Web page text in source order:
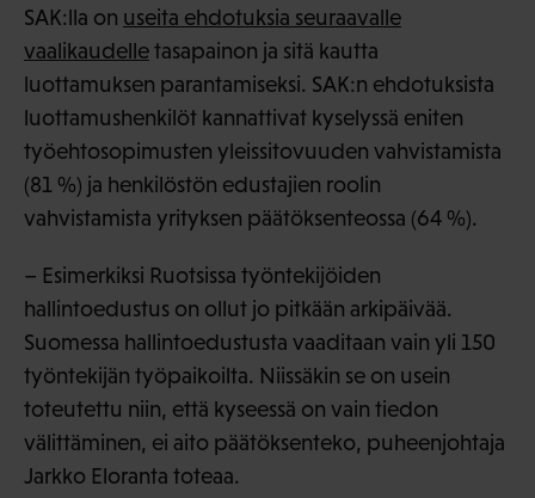
SAK:lla on useita ehdotuksia seuraavalle
vaalikaudelletasapainon ja sitä kautta
luottamuksen parantamiseksi. SAK:n ehdotuksista
luottamushenkilöt kannattivat kyselyssä eniten
työehtosopimusten yleissitovuuden vahvistamista
(81 %) ja henkilöstön edustajien roolin
vahvistamista yrityksen päätöksenteossa (64 %).
– Esimerkiksi Ruotsissa työntekijöiden
hallintoedustus on ollut jo pitkään arkipäivää.
Suomessa hallintoedustusta vaaditaan vain yli 150
työntekijän työpaikoilta. Niissäkin se on usein
toteutettu niin, että kyseessä on vain tiedon
välittäminen, ei aito päätöksenteko, puheenjohtaja
Jarkko Eloranta toteaa.